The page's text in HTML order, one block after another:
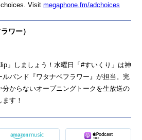
choices. Visit megaphone.fm/adchoices
ワー）
」しましょう！水曜日「#すいくり」は神
ルバンド『ワタナベフラワー』が担当。完
からないオープニングトークを生放送の
す！